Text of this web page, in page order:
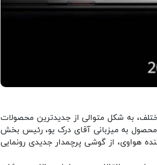
به شکل متوالی از جدیدترین محصولات
محصول به میزبانی آقای درک یو، رئیس بخش
هواوی، از گوشی پرچمدار جدیدی رونمایی